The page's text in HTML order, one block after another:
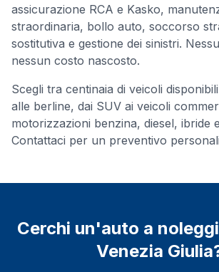
assicurazione RCA e Kasko,
straordinaria, bollo auto, soccorso
sostitutiva e gestione dei sinistri.
nessun costo nascosto.
Scegli tra centinaia di veicoli
alle berline, dai SUV ai veicoli
motorizzazioni benzina, diesel, ibride
Contattaci per un preventivo
Cerchi un'auto a
Venezia Giulia